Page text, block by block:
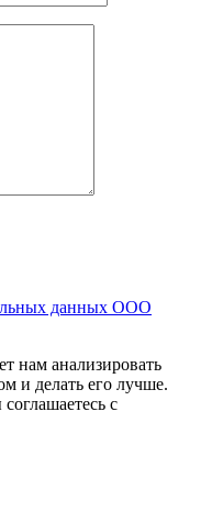
данных ООО
нам анализировать
и делать его лучше.
с